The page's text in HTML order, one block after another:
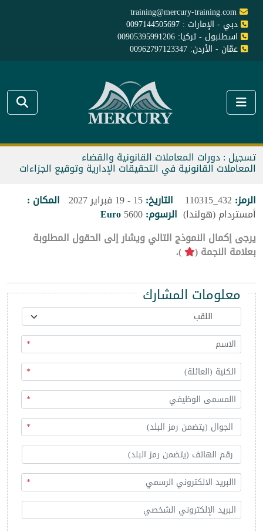
training@mercury-training.com
دبي - الإمارات : 0097144505697
اسطنبول - تركيا: 00905395991206
عمّان - الأردن: 00962797123347
تسجيل : دورات المعاملات القانونية والقضاء
المعاملات القانونية في التحقيقات الإدارية وتوقيع الجزاءات
الرمز:
التاريخ: المكان :
أمستردام (هولندا) الرسوم:5600
Euro
يرجى إكمال النموذج التالي ويشار إلى الحقول المطلوبة
بعلامة النجمة ( ).
معلومات المشارك
*
*
*
*
*